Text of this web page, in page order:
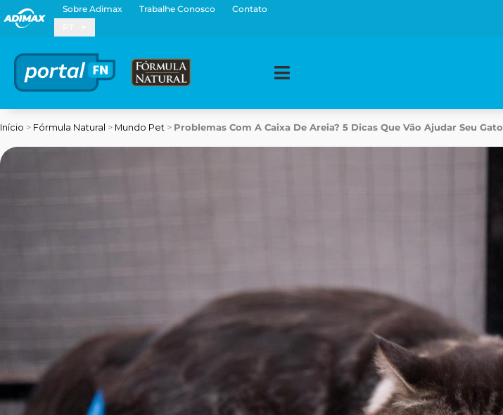
para
conteúdo
Sobre Adimax Trabalhe Conosco
Contato
Início > Fórmula Natural > Mundo Pet > Problemas Com A Caixa De Areia? 5 Dicas Que Vão Ajudar Seu Gato